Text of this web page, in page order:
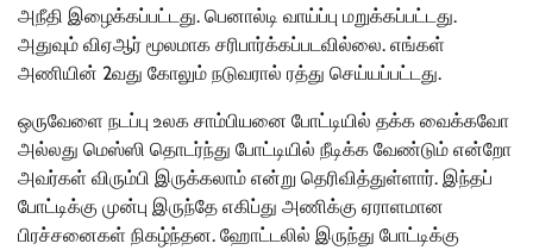
அநீதி இழைக்கப்பட்டது. பெனால்டி வாய்ப்பு மறுக்கப்பட்டது.
அதுவும் விஏஆர் மூலமாக சரிபார்க்கப்படவில்லை. எங்கள்
அணியின் 2வது கோலும் நடுவரால் ரத்து செய்யப்பட்டது.
ஒருவேளை நடப்பு உலக சாம்பியனை போட்டியில் தக்க வைக்கவோ
அல்லது மெஸ்ஸி தொடர்ந்து போட்டியில் நீடிக்க வேண்டும் என்றோ
அவர்கள் விரும்பி இருக்கலாம் என்று தெரிவித்துள்ளார். இந்தப்
போட்டிக்கு முன்பு இருந்தே எகிப்து அணிக்கு ஏராளமான
பிரச்சனைகள் நிகழ்ந்தன. ஹோட்டலில் இருந்து போட்டிக்கு